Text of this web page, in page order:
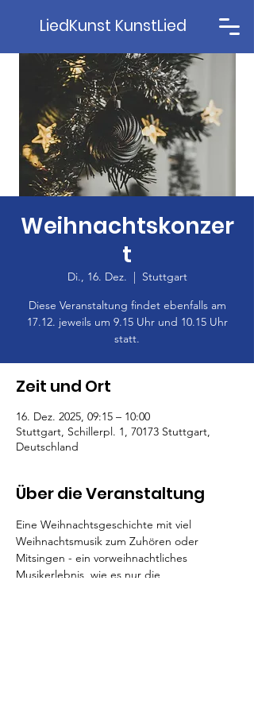
LiedKunst KunstLied
Weihnachtskonzer
t
Di., 16. Dez.
  |
Stuttgart
Diese Veranstaltung findet ebenfalls am
17.12. jeweils um 9.15 Uhr und 10.15 Uhr
statt.
Zeit und Ort
16. Dez. 2025, 09:15 – 10:00
Stuttgart, Schillerpl. 1, 70173 Stuttgart,
Deutschland
Über die Veranstaltung
Eine Weihnachtsgeschichte mit viel
Weihnachtsmusik zum Zuhören oder
Mitsingen - ein vorweihnachtliches
Musikerlebnis, wie es nur die